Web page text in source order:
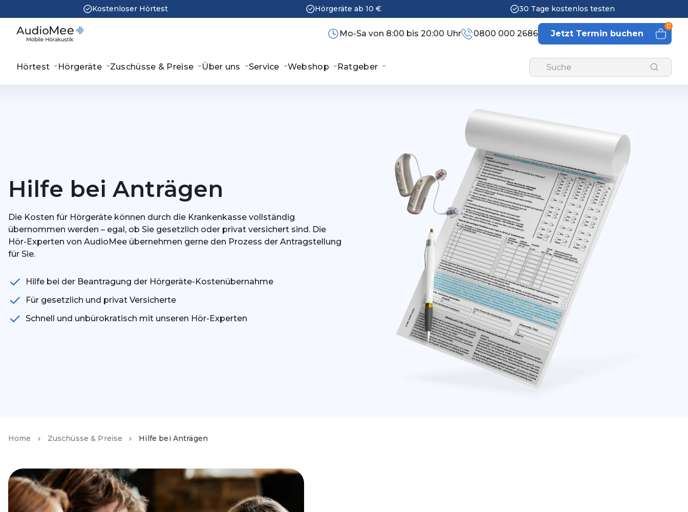
Kostenloser Hörtest Hörgeräte ab 10 € 30 Tage kostenlos testen
Mo-Sa von 8:00 bis 20:00 Uhr Jetzt Termin buchen
0800 000 2686
0
Hörtest Hörgeräte Zuschüsse & Preise Über uns Service Webshop Ratgeber
Hilfe bei Anträgen
Die Kosten für Hörgeräte können durch die Krankenkasse vollständig
übernommen werden – egal, ob Sie gesetzlich oder privat versichert sind. Die
Hör-Experten von AudioMee übernehmen gerne den Prozess der Antragstellung
für Sie.
Hilfe bei der Beantragung der Hörgeräte-Kostenübernahme
Für gesetzlich und privat Versicherte
Schnell und unbürokratisch mit unseren Hör-Experten
Home Zuschüsse & Preise Hilfe bei Anträgen